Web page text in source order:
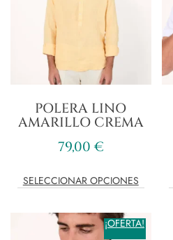
POLERA LINO
AMARILLO CREMA
79,00€
SELECCIONAR OPCIONES
¡OFERTA!